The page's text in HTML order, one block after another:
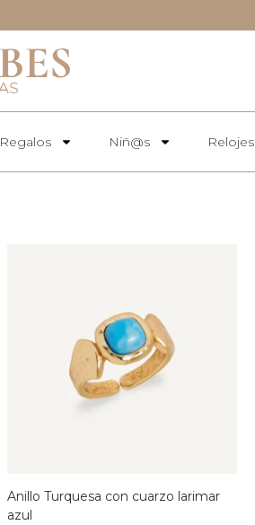
Regalos Niñ@s Relojes
Anillo Turquesa con cuarzo larimar
azul